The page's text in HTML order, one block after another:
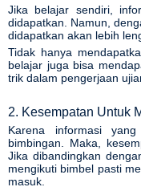
Jika belajar sendiri,
didapatkan. Namun,
didapatkan akan lebih
Tidak hanya
belajar juga bisa
trik dalam pengerjaan
2. Kesempatan Untuk
Karena informasi
bimbingan. Maka,
Jika dibandingkan
mengikuti bimbel pasti
masuk.